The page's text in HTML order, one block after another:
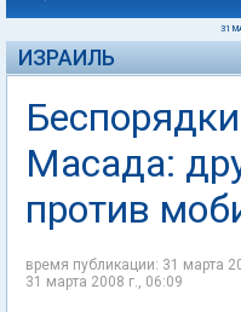
31
ИЗРАИЛЬ
Масада:
против
время публикации: 31 марта
31 марта 2008 г., 06:09